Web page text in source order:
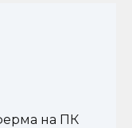
на ПК